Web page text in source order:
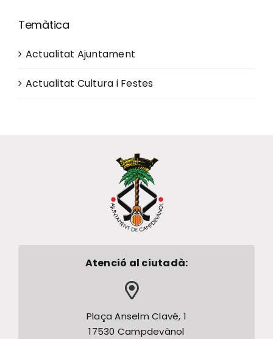
Temàtica
Actualitat Ajuntament
Actualitat Cultura i Festes
Atenció al ciutadà:
Plaça Anselm Clavé, 1
17530 Campdevànol